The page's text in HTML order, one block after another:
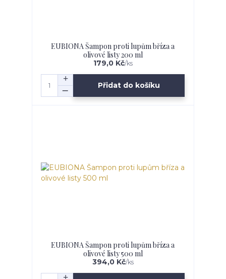
EUBIONA Šampon proti lupům bříza a
olivové listy 200 ml
179,0 Kč/ks
Přidat do košíku
EUBIONA Šampon proti lupům bříza a
olivové listy 500 ml
394,0 Kč/ks